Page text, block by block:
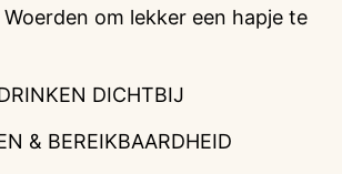
om lekker een hapje te
DICHTBIJ
& BEREIKBAARDHEID